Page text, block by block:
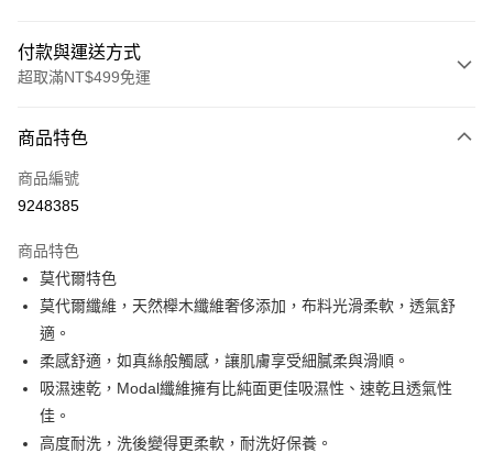
付款與運送方式
超取滿NT$499免運
信用卡一次付款
超商取貨付款
Apple Pay
街口支付
悠遊付
全盈+PAY
大哥付你分期
商品特色
商品編號
9248385
商品特色
莫代爾特色
莫代爾纖維，天然櫸木纖維奢侈添加，布料光滑柔軟，透氣舒
適。
柔感舒適，如真絲般觸感，讓肌膚享受細膩柔與滑順。
吸濕速乾，Modal纖維擁有比純面更佳吸濕性、速乾且透氣性
佳。
高度耐洗，洗後變得更柔軟，耐洗好保養。